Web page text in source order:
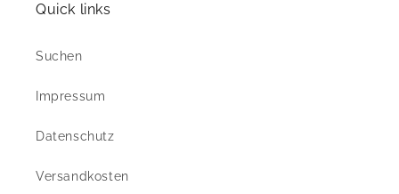
Quick links
Suchen
Impressum
Datenschutz
Versandkosten